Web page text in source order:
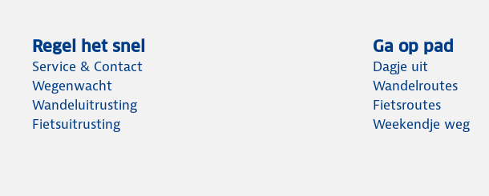
Regel het snel
Service & Contact
Wegenwacht
Wandeluitrusting
Fietsuitrusting
Ga op pad
Dagje uit
Wandelroutes
Fietsroutes
Weekendje weg